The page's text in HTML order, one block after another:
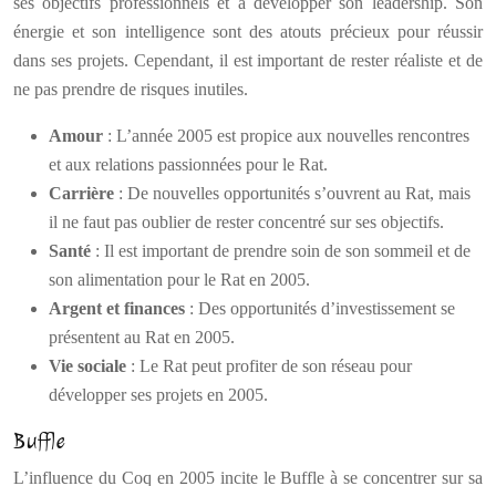
énergie et son intelligence sont des atouts précieux pour réussir
dans ses projets. Cependant, il est important de rester réaliste et de
ne pas prendre de risques inutiles.
Amour : L’année 2005 est propice aux nouvelles rencontres
et aux relations passionnées pour le Rat.
Carrière : De nouvelles opportunités s’ouvrent au Rat, mais
il ne faut pas oublier de rester concentré sur ses objectifs.
Santé : Il est important de prendre soin de son sommeil et de
son alimentation pour le Rat en 2005.
Argent et finances : Des opportunités d’investissement se
présentent au Rat en 2005.
Vie sociale : Le Rat peut profiter de son réseau pour
développer ses projets en 2005.
Buffle
L’influence du Coq en 2005 incite le Buffle à se concentrer sur sa